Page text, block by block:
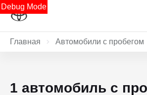
Debug Mode
Главная Автомобили с пробегом
1 автомобиль с